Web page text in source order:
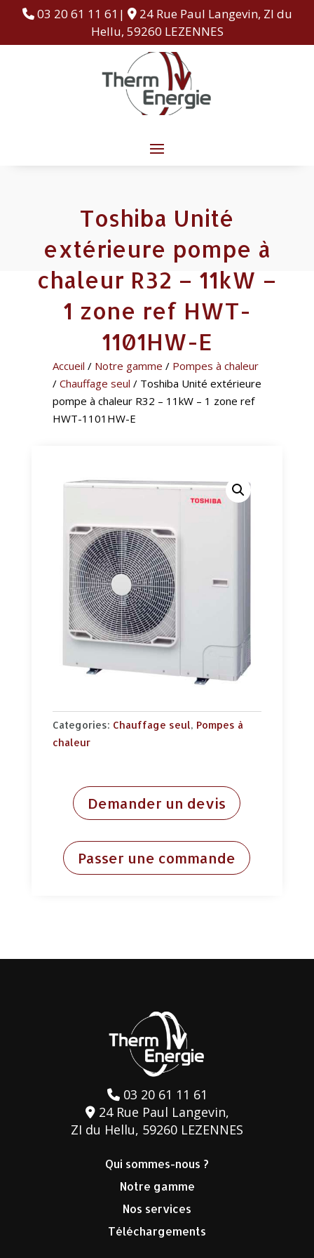
03 20 61 11 61|
24 Rue Paul Langevin, ZI du
Hellu, 59260 LEZENNES
Toshiba Unité
extérieure pompe à
chaleur R32 – 11kW –
1 zone ref HWT-
1101HW-E
Accueil / Notre gamme / Pompes à chaleur
/ Chauffage seul / Toshiba Unité extérieure
pompe à chaleur R32 – 11kW – 1 zone ref
HWT-1101HW-E
Categories: Chauffage seul, Pompes à
chaleur
Demander un devis
Passer une commande
03 20 61 11 61
24 Rue Paul Langevin,
ZI du Hellu, 59260 LEZENNES
Qui sommes-nous ?
Notre gamme
Nos services
Téléchargements